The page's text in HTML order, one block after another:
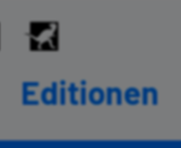
Editionen